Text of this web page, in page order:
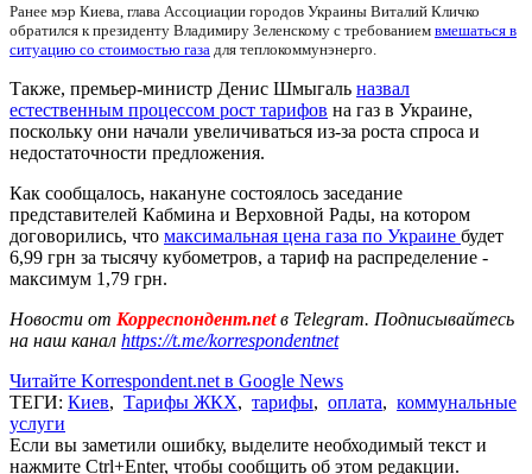
Ранее мэр Киева, глава Ассоциации городов Украины Виталий Кличко
обратился к президенту Владимиру Зеленскому с требованием вмешаться в
ситуацию со стоимостью газа для теплокоммунэнерго.
Также, премьер-министр Денис Шмыгаль назвал
естественным процессом рост тарифов на газ в Украине,
поскольку они начали увеличиваться из-за роста спроса и
недостаточности предложения.
Как сообщалось, накануне состоялось заседание
представителей Кабмина и Верховной Рады, на котором
договорились, что максимальная цена газа по Украине будет
6,99 грн за тысячу кубометров, а тариф на распределение -
максимум 1,79 грн.
Новости от Корреспондент.netв Telegram. Подписывайтесь
на наш канал https://t.me/korrespondentnet
Читайте Korrespondent.net в Google News
ТЕГИ: Киев, Тарифы ЖКХ, тарифы, оплата, коммунальные
услуги
Если вы заметили ошибку, выделите необходимый текст и
нажмите Ctrl+Enter, чтобы сообщить об этом редакции.